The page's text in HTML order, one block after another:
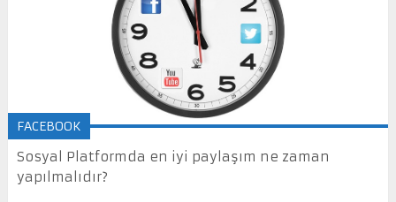
FACEBOOK
Sosyal Platformda en iyi paylaşım ne zaman
yapılmalıdır?